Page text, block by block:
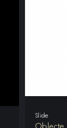
Slide